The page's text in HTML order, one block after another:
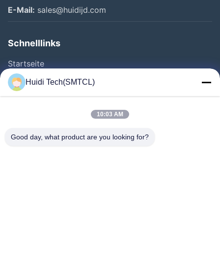
E-Mail: sales@huidijd.com
Schnelllinks
Startseite
Produkte
Videos
Fabrik Tour
Huidi Tech(SMTCL)
10:03 AM
Good day, what product are you looking for?